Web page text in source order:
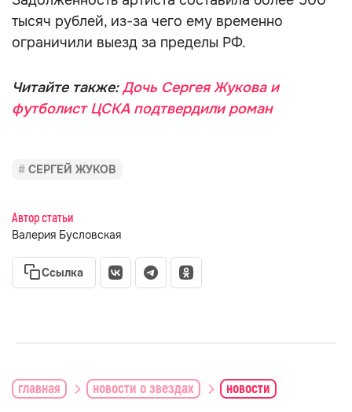
тысяч рублей, из-за чего ему временно
ограничили выезд за пределы РФ.
Читайте также:Дочь Сергея Жукова и
футболист ЦСКА подтвердили роман
СЕРГЕЙ ЖУКОВ
Автор статьи
Валерия Бусловская
Ссылка
главная новости о звездах новости